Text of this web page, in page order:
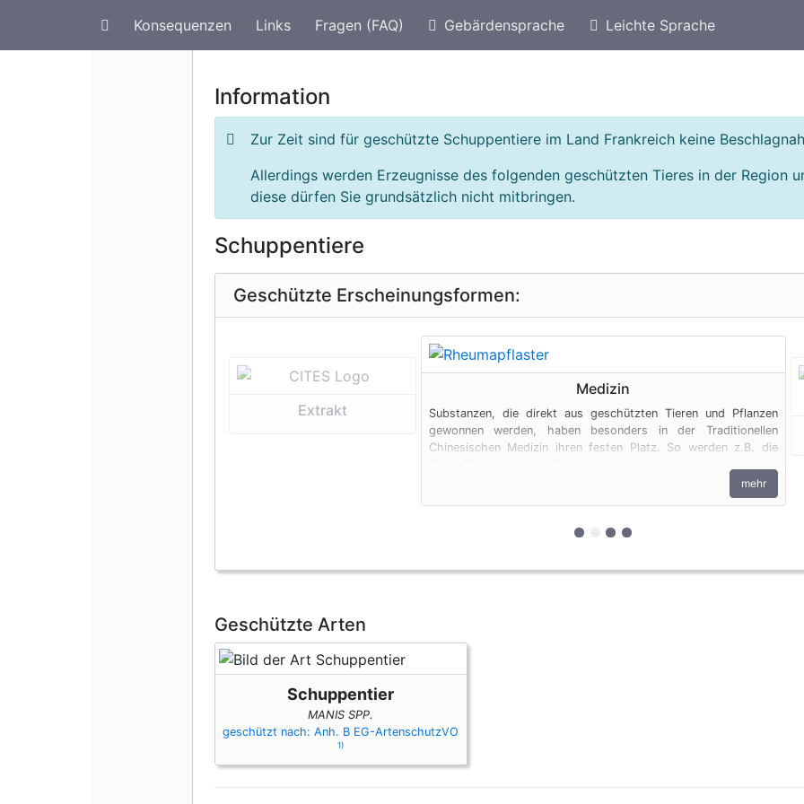
Konsequenzen Links Fragen (FAQ) Gebärdensprache Leichte Sprache
Information
Zur Zeit sind für geschützte Schuppentiere im Land Frankreich keine
Allerdings werden Erzeugnisse des folgenden geschützten Tieres in der Region
diese dürfen Sie grundsätzlich nicht mitbringen.
Schuppentiere
Geschützte Erscheinungsformen:
Vorherige geschützte Erscheinungsform
Extrakt
Medizin
Substanzen, die direkt aus geschützten Tieren und Pflanzen
gewonnen werden, haben besonders in der Traditionellen
Chinesischen Medizin ihren festen Platz. So werden z.B. die
von Raubkatzen und Pflanzen zu Medizin verarbeitet. Auch
diese Produkte unterliegen den artenschutzrechtlichen
mehr
zur 1. geschützten
zur 2. geschützten
zur 3. geschützten
zur 4. geschützten
Geschützte Arten
Schuppentier
MANIS SPP.
geschützt nach: Anh. B EG-ArtenschutzVO
1)